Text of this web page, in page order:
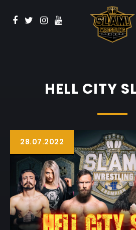
BOOK NOW Vaata
Sponsorid
HELL CITY
28.07.2022